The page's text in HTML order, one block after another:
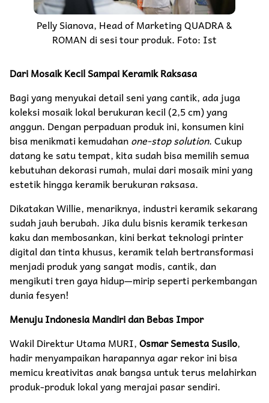
Pelly Sianova, Head of Marketing QUADRA &
ROMAN di sesi tour produk. Foto: Ist
Dari Mosaik Kecil Sampai Keramik Raksasa
Bagi yang menyukai detail seni yang cantik, ada juga
koleksi mosaik lokal berukuran kecil (2,5 cm) yang
anggun. Dengan perpaduan produk ini, konsumen kini
bisa menikmati kemudahanone-stop solution. Cukup
datang ke satu tempat, kita sudah bisa memilih semua
kebutuhan dekorasi rumah, mulai dari mosaik mini yang
estetik hingga keramik berukuran raksasa.
Dikatakan Willie, menariknya, industri keramik sekarang
sudah jauh berubah. Jika dulu bisnis keramik terkesan
kaku dan membosankan, kini berkat teknologi printer
digital dan tinta khusus, keramik telah bertransformasi
menjadi produk yang sangat modis, cantik, dan
mengikuti tren gaya hidup—mirip seperti perkembangan
dunia fesyen!
Menuju Indonesia Mandiri dan Bebas Impor
Wakil Direktur Utama MURI,Osmar Semesta Susilo,
hadir menyampaikan harapannya agar rekor ini bisa
memicu kreativitas anak bangsa untuk terus melahirkan
produk-produk lokal yang merajai pasar sendiri.